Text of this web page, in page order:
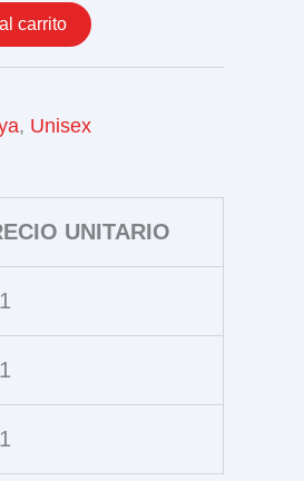
carrito
, Unisex
UNITARIO